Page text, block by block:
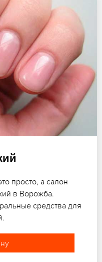
просто, а салон
в Ворожба.
средства для